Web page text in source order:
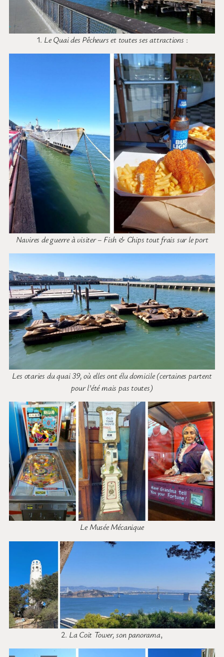
1. Le Quai des Pêcheurs et toutes ses attractions :
Navires de guerre à visiter – Fish & Chips tout frais sur le port
Les otaries du quai 39, où elles ont élu domicile (certaines partent
pour l’été mais pas toutes)
Le Musée Mécanique
2. La Coit Tower, son panorama,